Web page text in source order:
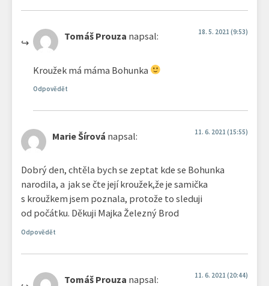
Tomáš Prouza napsal: 18. 5. 2021 (9:53)
Kroužek má máma Bohunka
Odpovědět
Marie Šírová napsal: 11. 6. 2021 (15:55)
Dobrý den, chtěla bych se zeptat kde se Bohunka
narodila, a jak se čte její kroužek,že je samička
s kroužkem jsem poznala, protože to sleduji
od počátku. Děkuji Majka Železný Brod
Odpovědět
Tomáš Prouza napsal: 11. 6. 2021 (20:44)